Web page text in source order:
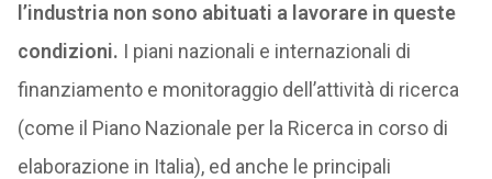
l’industria non sono abituati a lavorare in queste
condizioni. I piani nazionali e internazionali di
finanziamento e monitoraggio dell’attività di ricerca
(come il Piano Nazionale per la Ricerca in corso di
elaborazione in Italia), ed anche le principali